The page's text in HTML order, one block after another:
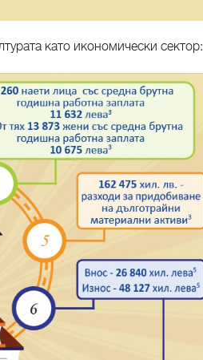
като икономически сектор: